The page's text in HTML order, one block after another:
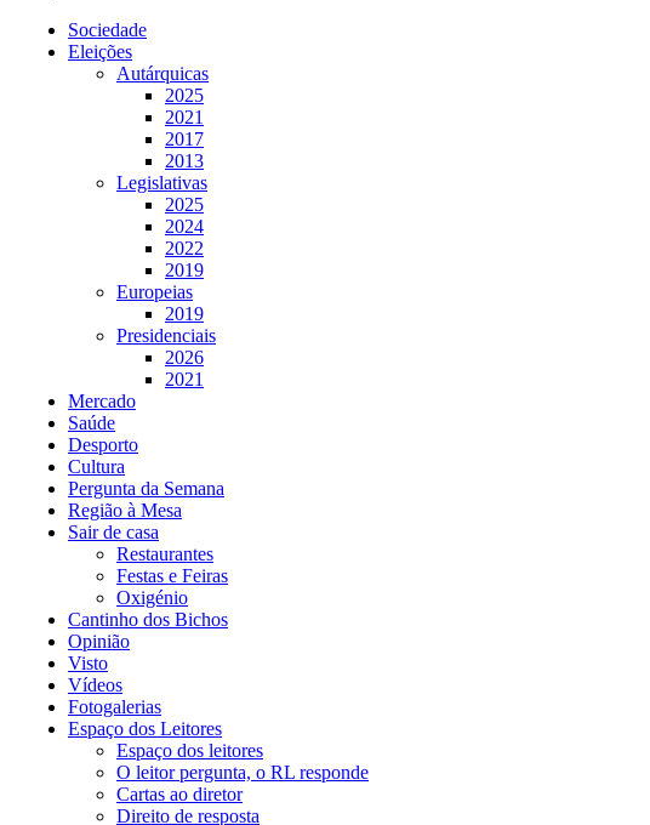
Sociedade
Eleições
Autárquicas
2025
2021
2017
2013
Legislativas
2025
2024
2022
2019
Europeias
2019
Presidenciais
2026
2021
Mercado
Saúde
Desporto
Cultura
Pergunta da Semana
Região à Mesa
Sair de casa
Restaurantes
Festas e Feiras
Oxigénio
Cantinho dos Bichos
Opinião
Visto
Vídeos
Fotogalerias
Espaço dos Leitores
Espaço dos leitores
O leitor pergunta, o RL responde
Cartas ao diretor
Direito de resposta